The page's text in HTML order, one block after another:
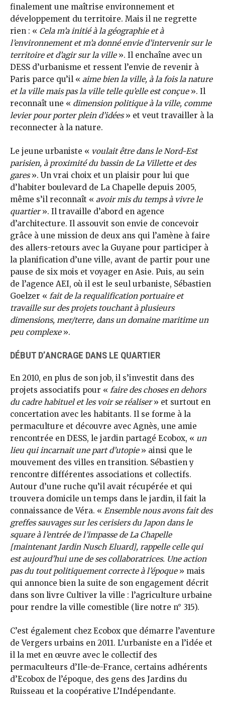
finalement une maîtrise environnement et
développement du territoire. Mais il ne regrette
rien : « Cela m’a initié à la géographie et à
l’environnement et m’a donné envie d’intervenir sur le
territoire et d’agir sur la ville». Il enchaîne avec un
DESS d’urbanisme et ressent l’envie de revenir à
Paris parce qu’il « aime bien la ville, à la fois la nature
et la ville mais pas la ville telle qu’elle est conçue». Il
reconnaît une « dimension politique à la ville, comme
levier pour porter plein d’idées» et veut travailler à la
reconnecter à la nature.
Le jeune urbaniste « voulait être dans le Nord-Est
parisien, à proximité du bassin de La Villette et des
gares». Un vrai choix et un plaisir pour lui que
d’habiter boulevard de La Chapelle depuis 2005,
même s’il reconnaît « avoir mis du temps à vivre le
quartier». Il travaille d’abord en agence
d’architecture. Il assouvit son envie de concevoir
grâce à une mission de deux ans qui l’amène à faire
des allers-retours avec la Guyane pour participer à
la planification d’une ville, avant de partir pour une
pause de six mois et voyager en Asie. Puis, au sein
de l’agence AEI, où il est le seul urbaniste, Sébastien
Goelzer « fait de la requalification portuaire et
travaille sur des projets touchant à plusieurs
dimensions, mer/terre, dans un domaine maritime un
peu complexe».
DÉBUT D’ANCRAGE DANS LE QUARTIER
En 2010, en plus de son job, il s’investit dans des
projets associatifs pour « faire des choses en dehors
du cadre habituel et les voir se réaliser» et surtout en
concertation avec les habitants. Il se forme à la
permaculture et découvre avec Agnès, une amie
rencontrée en DESS, le jardin partagé Ecobox, « un
lieu qui incarnait une part d’utopie» ainsi que le
mouvement des villes en transition. Sébastien y
rencontre différentes associations et collectifs.
Autour d’une ruche qu’il avait récupérée et qui
trouvera domicile un temps dans le jardin, il fait la
connaissance de Véra. « Ensemble nous avons fait des
greffes sauvages sur les cerisiers du Japon dans le
square à l’entrée de l’impasse de La Chapelle
[maintenant Jardin Nusch Eluard], rappelle celle qui
est aujourd’hui une de ses collaboratrices. Une action
pas du tout politiquement correcte à l’époque» mais
qui annonce bien la suite de son engagement décrit
dans son livre Cultiver la ville : l’agriculture urbaine
pour rendre la ville comestible (lire notre n° 315).
C’est également chez Ecobox que démarre l’aventure
de Vergers urbains en 2011. L’urbaniste en a l’idée et
il la met en œuvre avec le collectif des
permaculteurs d’Ile-de-France, certains adhérents
d’Ecobox de l’époque, des gens des Jardins du
Ruisseau et la coopérative L’Indépendante.